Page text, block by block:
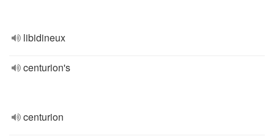
libidineux
centurion's
centurion